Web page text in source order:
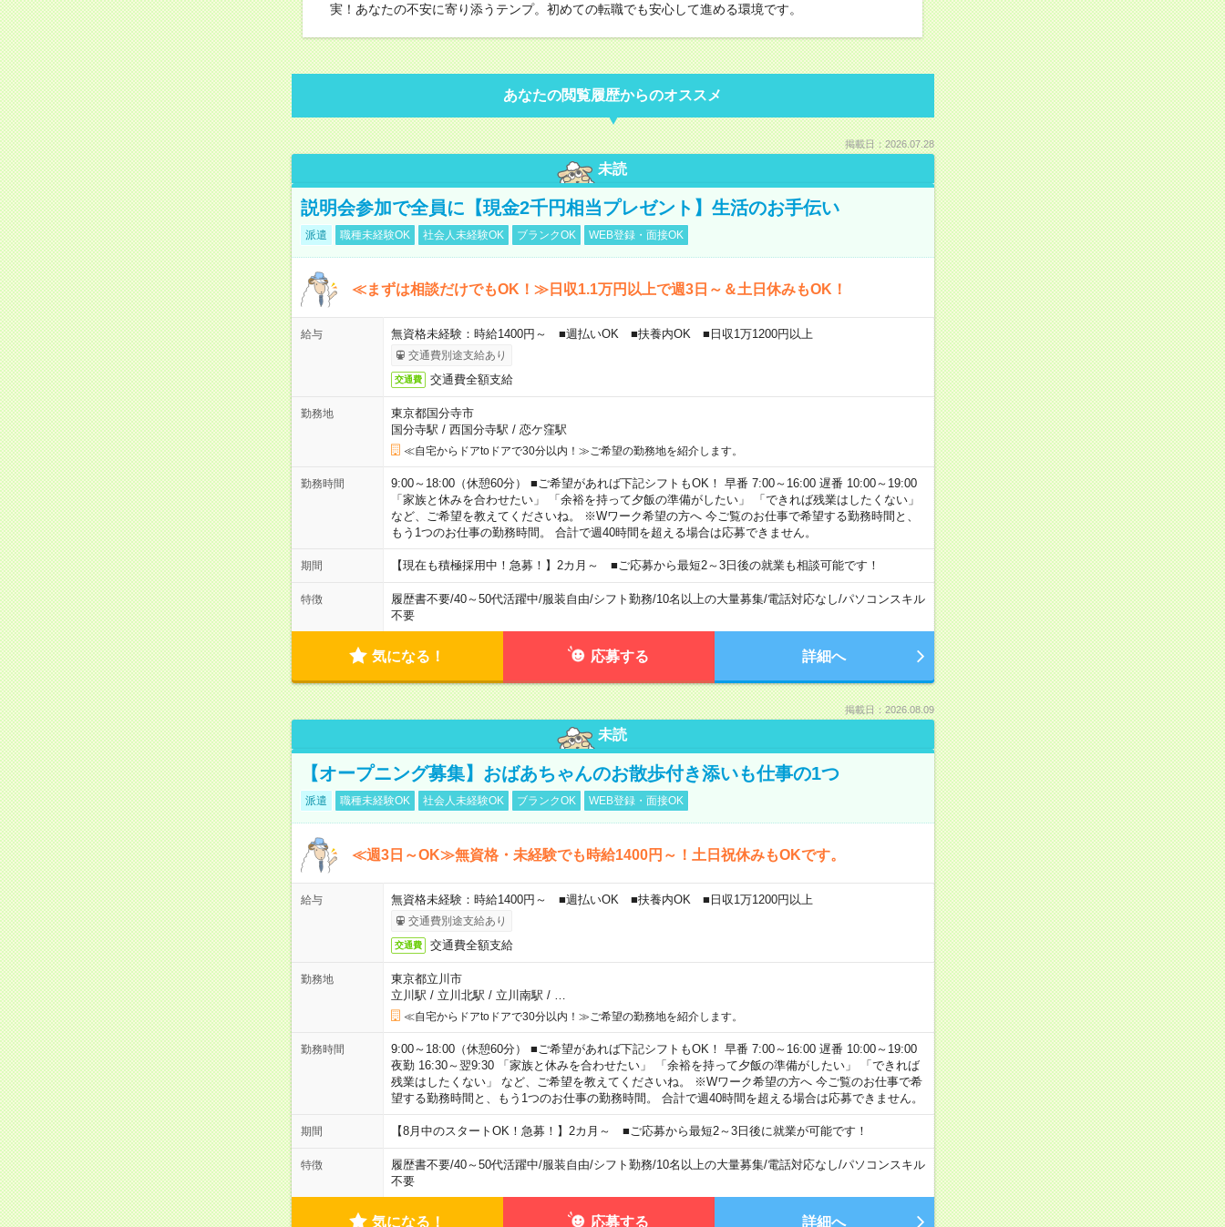
実！あなたの不安に寄り添うテンプ。初めての転職でも安心して進める環境です。
あなたの閲覧履歴からのオススメ
掲載日：2026.07.28
未読
説明会参加で全員に【現金2千円相当プレゼント】生活のお手伝い
派遣 職種未経験OK 社会人未経験OK ブランクOK WEB登録・面接OK
≪まずは相談だけでもOK！≫日収1.1万円以上で週3日～＆土日休みもOK！
給与 無資格未経験：時給1400円～ ■週払いOK ■扶養内OK ■日収1万1200円以上
交通費別途支給あり
交通費 交通費全額支給
勤務地
東京都国分寺市
国分寺駅 / 西国分寺駅 / 恋ケ窪駅
≪自宅からドアtoドアで30分以内！≫ご希望の勤務地を紹介します。
勤務時間
9:00～18:00（休憩60分） ■ご希望があれば下記シフトもOK！ 早番 7:00～16:00 遅番 10:00～19:00
「家族と休みを合わせたい」 「余裕を持って夕飯の準備がしたい」 「できれば残業はしたくない」
など、ご希望を教えてくださいね。 ※Wワーク希望の方へ 今ご覧のお仕事で希望する勤務時間と、
もう1つのお仕事の勤務時間。 合計で週40時間を超える場合は応募できません。
期間 【現在も積極採用中！急募！】2カ月～ ■ご応募から最短2～3日後の就業も相談可能です！
特徴 履歴書不要/40～50代活躍中/服装自由/シフト勤務/10名以上の大量募集/電話対応なし/パソコンスキル
不要
気になる！ 応募する 詳細へ
掲載日：2026.08.09
未読
【オープニング募集】おばあちゃんのお散歩付き添いも仕事の1つ
派遣 職種未経験OK 社会人未経験OK ブランクOK WEB登録・面接OK
≪週3日～OK≫無資格・未経験でも時給1400円～！土日祝休みもOKです。
給与 無資格未経験：時給1400円～ ■週払いOK ■扶養内OK ■日収1万1200円以上
交通費別途支給あり
交通費 交通費全額支給
勤務地
東京都立川市
立川駅 / 立川北駅 / 立川南駅 /
≪自宅からドアtoドアで30分以内！≫ご希望の勤務地を紹介します。
勤務時間
9:00～18:00（休憩60分） ■ご希望があれば下記シフトもOK！ 早番 7:00～16:00 遅番 10:00～19:00
夜勤 16:30～翌9:30 「家族と休みを合わせたい」 「余裕を持って夕飯の準備がしたい」 「できれば
残業はしたくない」 など、ご希望を教えてくださいね。 ※Wワーク希望の方へ 今ご覧のお仕事で希
望する勤務時間と、もう1つのお仕事の勤務時間。 合計で週40時間を超える場合は応募できません。
期間 【8月中のスタートOK！急募！】2カ月～ ■ご応募から最短2～3日後に就業が可能です！
特徴 履歴書不要/40～50代活躍中/服装自由/シフト勤務/10名以上の大量募集/電話対応なし/パソコンスキル
不要
気になる！ 応募する 詳細へ